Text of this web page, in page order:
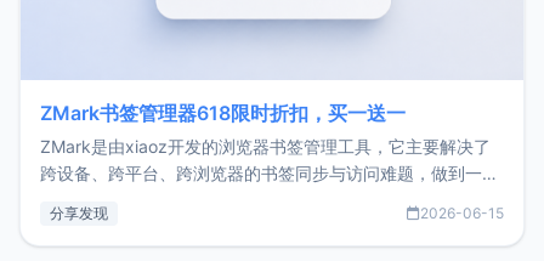
ZMark书签管理器618限时折扣，买一送一
ZMark是由xiaoz开发的浏览器书签管理工具，它主要解决了
跨设备、跨平台、跨浏览器的书签同步与访问难题，做到一处
用，让管理更高效。ZMark官网地址：
分享发现 2026-06-15